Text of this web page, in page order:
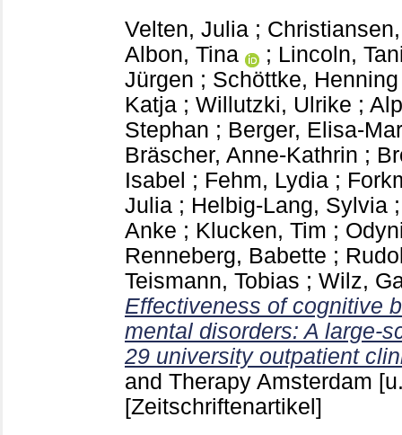
Velten, Julia ;
Albon, Tina
; Lincoln,
Jürgen ; Schöttke, Henning
Katja ; Willutzki, Ulrike ;
Stephan ; Berger, Elisa-
Bräscher, Anne-Kathrin ;
Isabel ; Fehm, Lydia ;
Julia ; Helbig-Lang, Sylvia
Anke ; Klucken, Tim ;
Renneberg, Babette ;
Teismann, Tobias ; Wilz,
Effectiveness of cognitive
mental disorders: A large-
29 university outpatient
and Therapy Amsterdam
[Zeitschriftenartikel]